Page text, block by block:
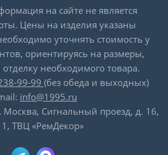
на сайте не является
Цены на изделия указаны
уточнять стоимость у
ориентируясь на размеры,
необходимого товара.
99-99 (без обеда и выходных)
info@1995.ru
Москва, Сигнальный проезд, д. 16,
1, ТВЦ «РемДекор»